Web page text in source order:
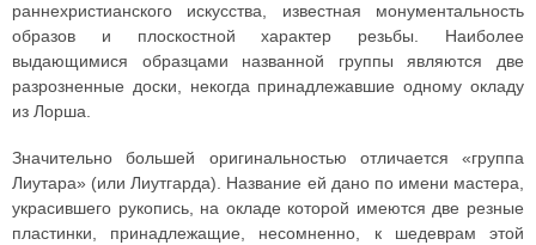
раннехристианского искусства, известная монументальность
образов и плоскостной характер резьбы. Наиболее
выдающимися образцами названной группы являются две
разрозненные доски, некогда принадлежавшие одному окладу
из Лорша.
Значительно большей оригинальностью отличается «группа
Лиутара» (или Лиутгарда). Название ей дано по имени мастера,
украсившего рукопись, на окладе которой имеются две резные
пластинки, принадлежащие, несомненно, к шедеврам этой